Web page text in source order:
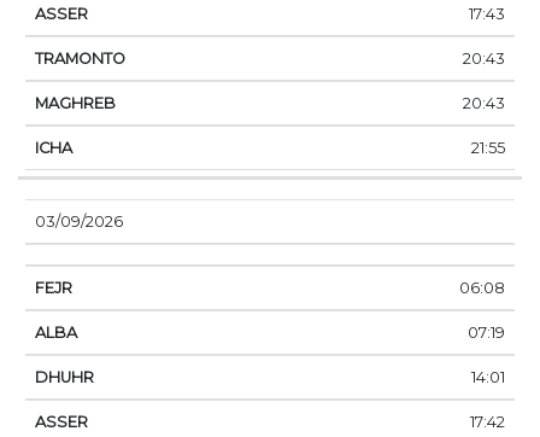
17:43
20:43
20:43
21:55
03/09/2026
06:08
07:19
14:01
17:42